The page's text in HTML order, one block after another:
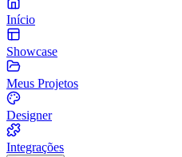
Início
Showcase
Meus Projetos
Designer
Integrações